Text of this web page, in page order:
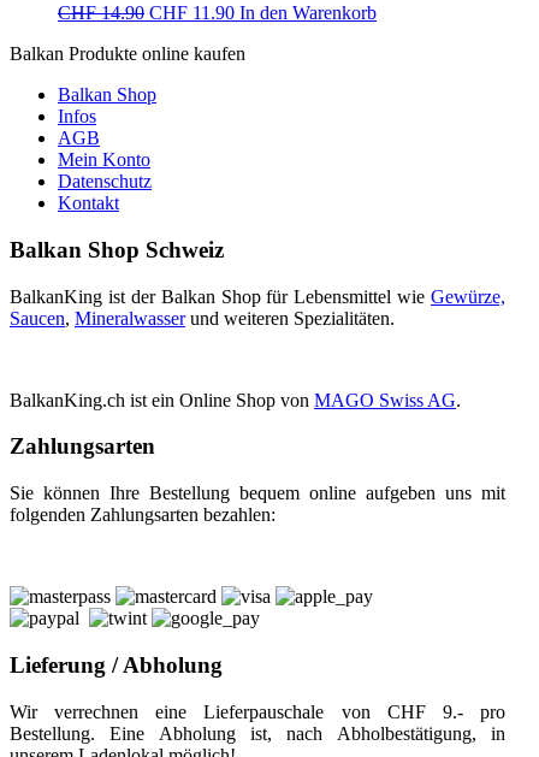
CHF14.90 Ursprünglicher
war:
CHF 11.90Aktueller
ist:
In den Warenkorb
Balkan Produkte online kaufen
Balkan Shop
Infos
AGB
Mein Konto
Datenschutz
Kontakt
Balkan Shop Schweiz
BalkanKing ist der Balkan Shop für Lebensmittel wie Gewürze,
Saucen, Mineralwasserund weiteren Spezialitäten.
BalkanKing.ch ist ein Online Shop von MAGO Swiss AG.
Zahlungsarten
Sie können Ihre Bestellung bequem online aufgeben uns mit
folgenden Zahlungsarten bezahlen:
Lieferung / Abholung
Wir verrechnen eine Lieferpauschale von CHF 9.- pro
Bestellung. Eine Abholung ist, nach Abholbestätigung, in